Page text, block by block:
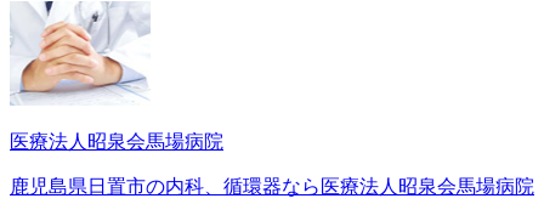
医療法人昭泉会馬場病院
鹿児島県日置市の内科、循環器なら医療法人昭泉会馬場病院